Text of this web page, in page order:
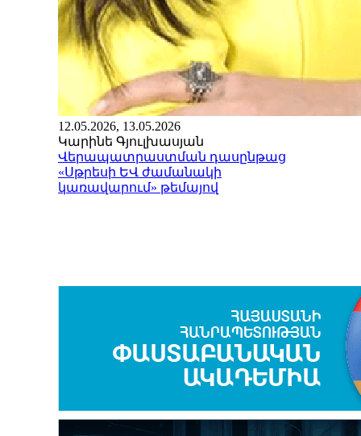
12.05.2026, 13.05.2026
Կարինե Գյուլխասյան
Վերապատրաստման դասընթաց
«Սթրեսի ԵՎ ժամանակի
կառավարում» թեմայով